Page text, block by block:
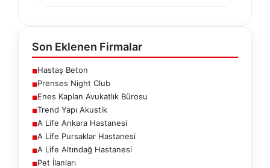
Son Eklenen Firmalar
■Hastaş Beton
■Prenses Night Club
■Enes Kaplan Avukatlık Bürosu
■Trend Yapı Akustik
■A Life Ankara Hastanesi
■A Life Pursaklar Hastanesi
■A Life Altındağ Hastanesi
■Pet İlanları